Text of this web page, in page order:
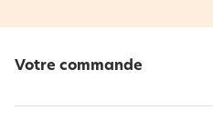
Votre commande